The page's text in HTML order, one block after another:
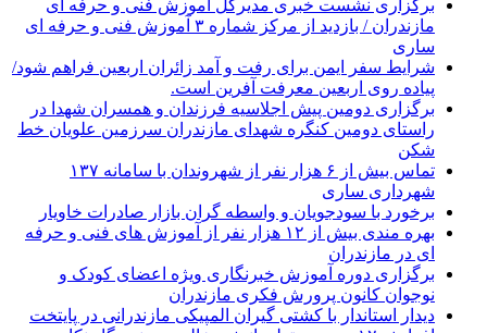
برگزاری نشست خبری مدیرکل آموزش فنی و حرفه ای
مازندران / بازدید از مرکز شماره ۳ آموزش فنی و حرفه ای
ساری
شرایط سفر ایمن برای رفت و آمد زائران اربعین فراهم شود/
پیاده روی اربعین معرفت آفرین است.
برگزاری دومین پیش اجلاسیه فرزندان و همسران شهدا در
راستای دومین کنگره شهدای مازندران سرزمین علویان خط
شکن
تماس بیش از ۶ هزار نفر از شهروندان با سامانه ۱۳۷
شهرداری ساری
برخورد با سودجویان و واسطه گران بازار صادرات خاویار
بهره مندی بیش از ۱۲ هزار نفر از آموزش های فنی و حرفه
ای در مازندران
برگزاری دوره آموزش خبرنگاری ویژه اعضای کودک و
نوجوان کانون پرورش فکری مازندران
دیدار استاندار با کشتی گیران المپیکی مازندرانی در پایتخت